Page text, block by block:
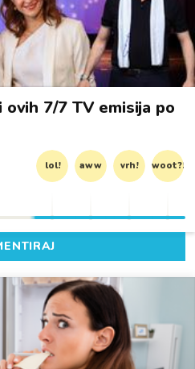
7/7 TV emisija po
lol! aww vrh! woot?!